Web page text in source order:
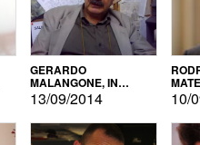
GERARDO
MALANGONE, IN
GIURIA PER IL
CONCORSO
LETTERARIO
13/09/2014 10/